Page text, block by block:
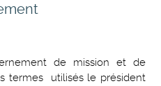
de mission et de
termes utilisés le président